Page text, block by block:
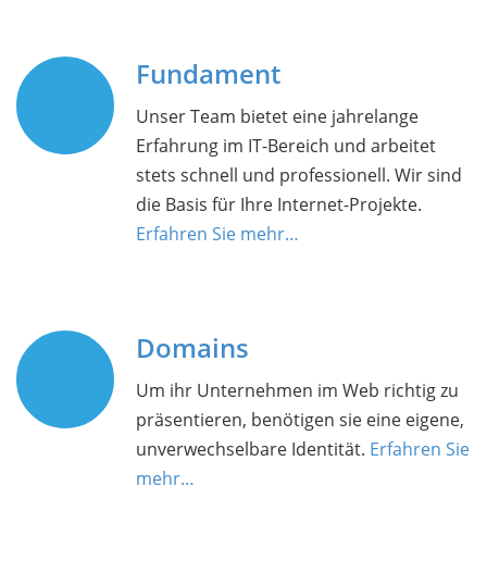
Fundament
Unser Team bietet eine jahrelange
Erfahrung im IT-Bereich und arbeitet
stets schnell und professionell. Wir sind
die Basis für Ihre Internet-Projekte.
Erfahren Sie mehr…
Domains
Um ihr Unternehmen im Web richtig zu
präsentieren, benötigen sie eine eigene,
unverwechselbare Identität. Erfahren Sie
mehr…